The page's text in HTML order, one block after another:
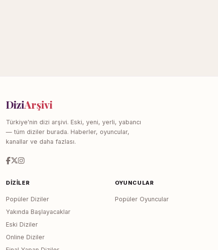
DiziArşivi
Türkiye'nin dizi arşivi. Eski, yeni, yerli, yabancı
— tüm diziler burada. Haberler, oyuncular,
kanallar ve daha fazlası.
DIZILER
Popüler Diziler
Yakında Başlayacaklar
Eski Diziler
Online Diziler
OYUNCULAR
Popüler Oyuncular